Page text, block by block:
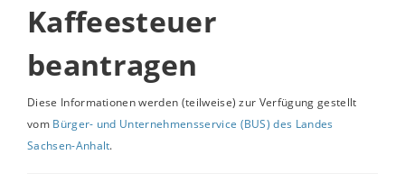
Kaffeesteuer
beantragen
Diese Informationen werden (teilweise) zur Verfügung gestellt
vom Bürger- und Unternehmensservice (BUS) des Landes
Sachsen-Anhalt.